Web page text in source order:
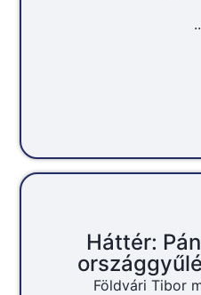
Háttér:
Földvári Tibor